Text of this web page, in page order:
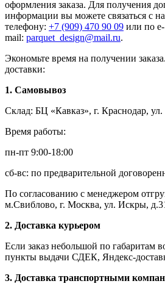
оформления заказа. Для получения
информации вы можете связаться с
телефону: +7 (909) 470 90 09 или по e-
mail: parquet_design@mail.ru.
Экономьте время на получении
доставки:
1. Самовывоз
Склад: БЦ «Кавказ», г. Краснодар, ул.
Время работы:
пн-пт 9:00-18:00
сб-вс: по предварительной
По согласованию с менеджером
м.Свиблово, г. Москва, ул. Искры,
2. Доставка курьером
Если заказ небольшой по габаритам
пункты выдачи СДЕК, Яндекс-
3. Доставка транспортными